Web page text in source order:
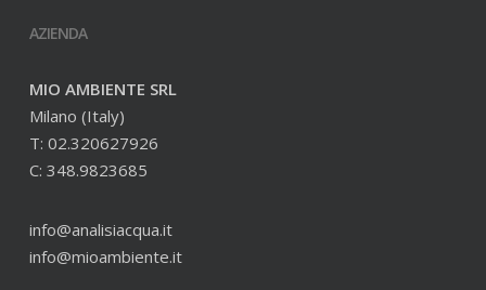
AZIENDA
MIO AMBIENTE SRL
Milano (Italy)
T: 02.320627926
C: 348.9823685
info@analisiacqua.it
info@mioambiente.it